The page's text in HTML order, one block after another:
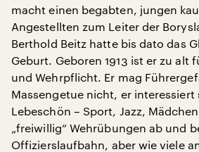
macht einen begabten, jungen
Angestellten zum Leiter der
Berthold Beitz hatte bis dato das
Geburt. Geboren 1913 ist er zu alt
und Wehrpflicht. Er mag
Massengetue nicht, er interessiert
Lebeschön – Sport, Jazz,
„freiwillig“ Wehrübungen ab und
Offizierslaufbahn, aber wie viele